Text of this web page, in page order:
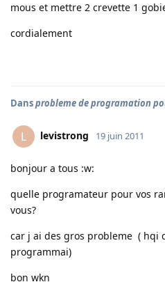
mous et mettre 2 crevette 1
cordialement
Dansprobleme de programation
L levistrong 19 juin 2011
bonjour a tous :w:
quelle programateur pour vos
vous?
car j ai des gros probleme ( hqi
programmai)
bon wkn